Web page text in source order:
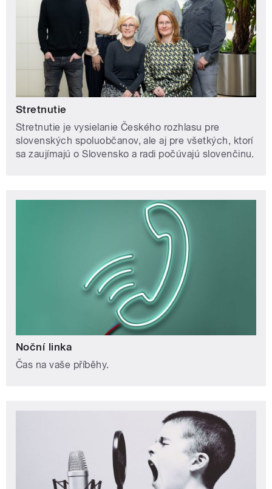
Stretnutie
Stretnutie je vysielanie Českého rozhlasu pre
slovenských spoluobčanov, ale aj pre všetkých, ktorí
sa zaujímajú o Slovensko a radi počúvajú slovenčinu.
Noční linka
Čas na vaše příběhy.